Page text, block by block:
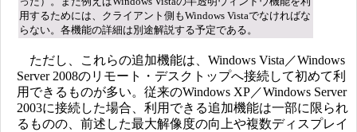
用するためには、クライアント側もWindows Vistaでなければな
らない。各機能の詳細は別途解説する予定である。
ただし、これらの追加機能は、Windows Vista／Windows
Server 2008のリモート・デスクトップへ接続して初めて利
用できるものが多い。従来のWindows XP／Windows Server
2003に接続した場合、利用できる追加機能は一部に限られ
るものの、前述した最大解像度の向上や複数ディスプレイ